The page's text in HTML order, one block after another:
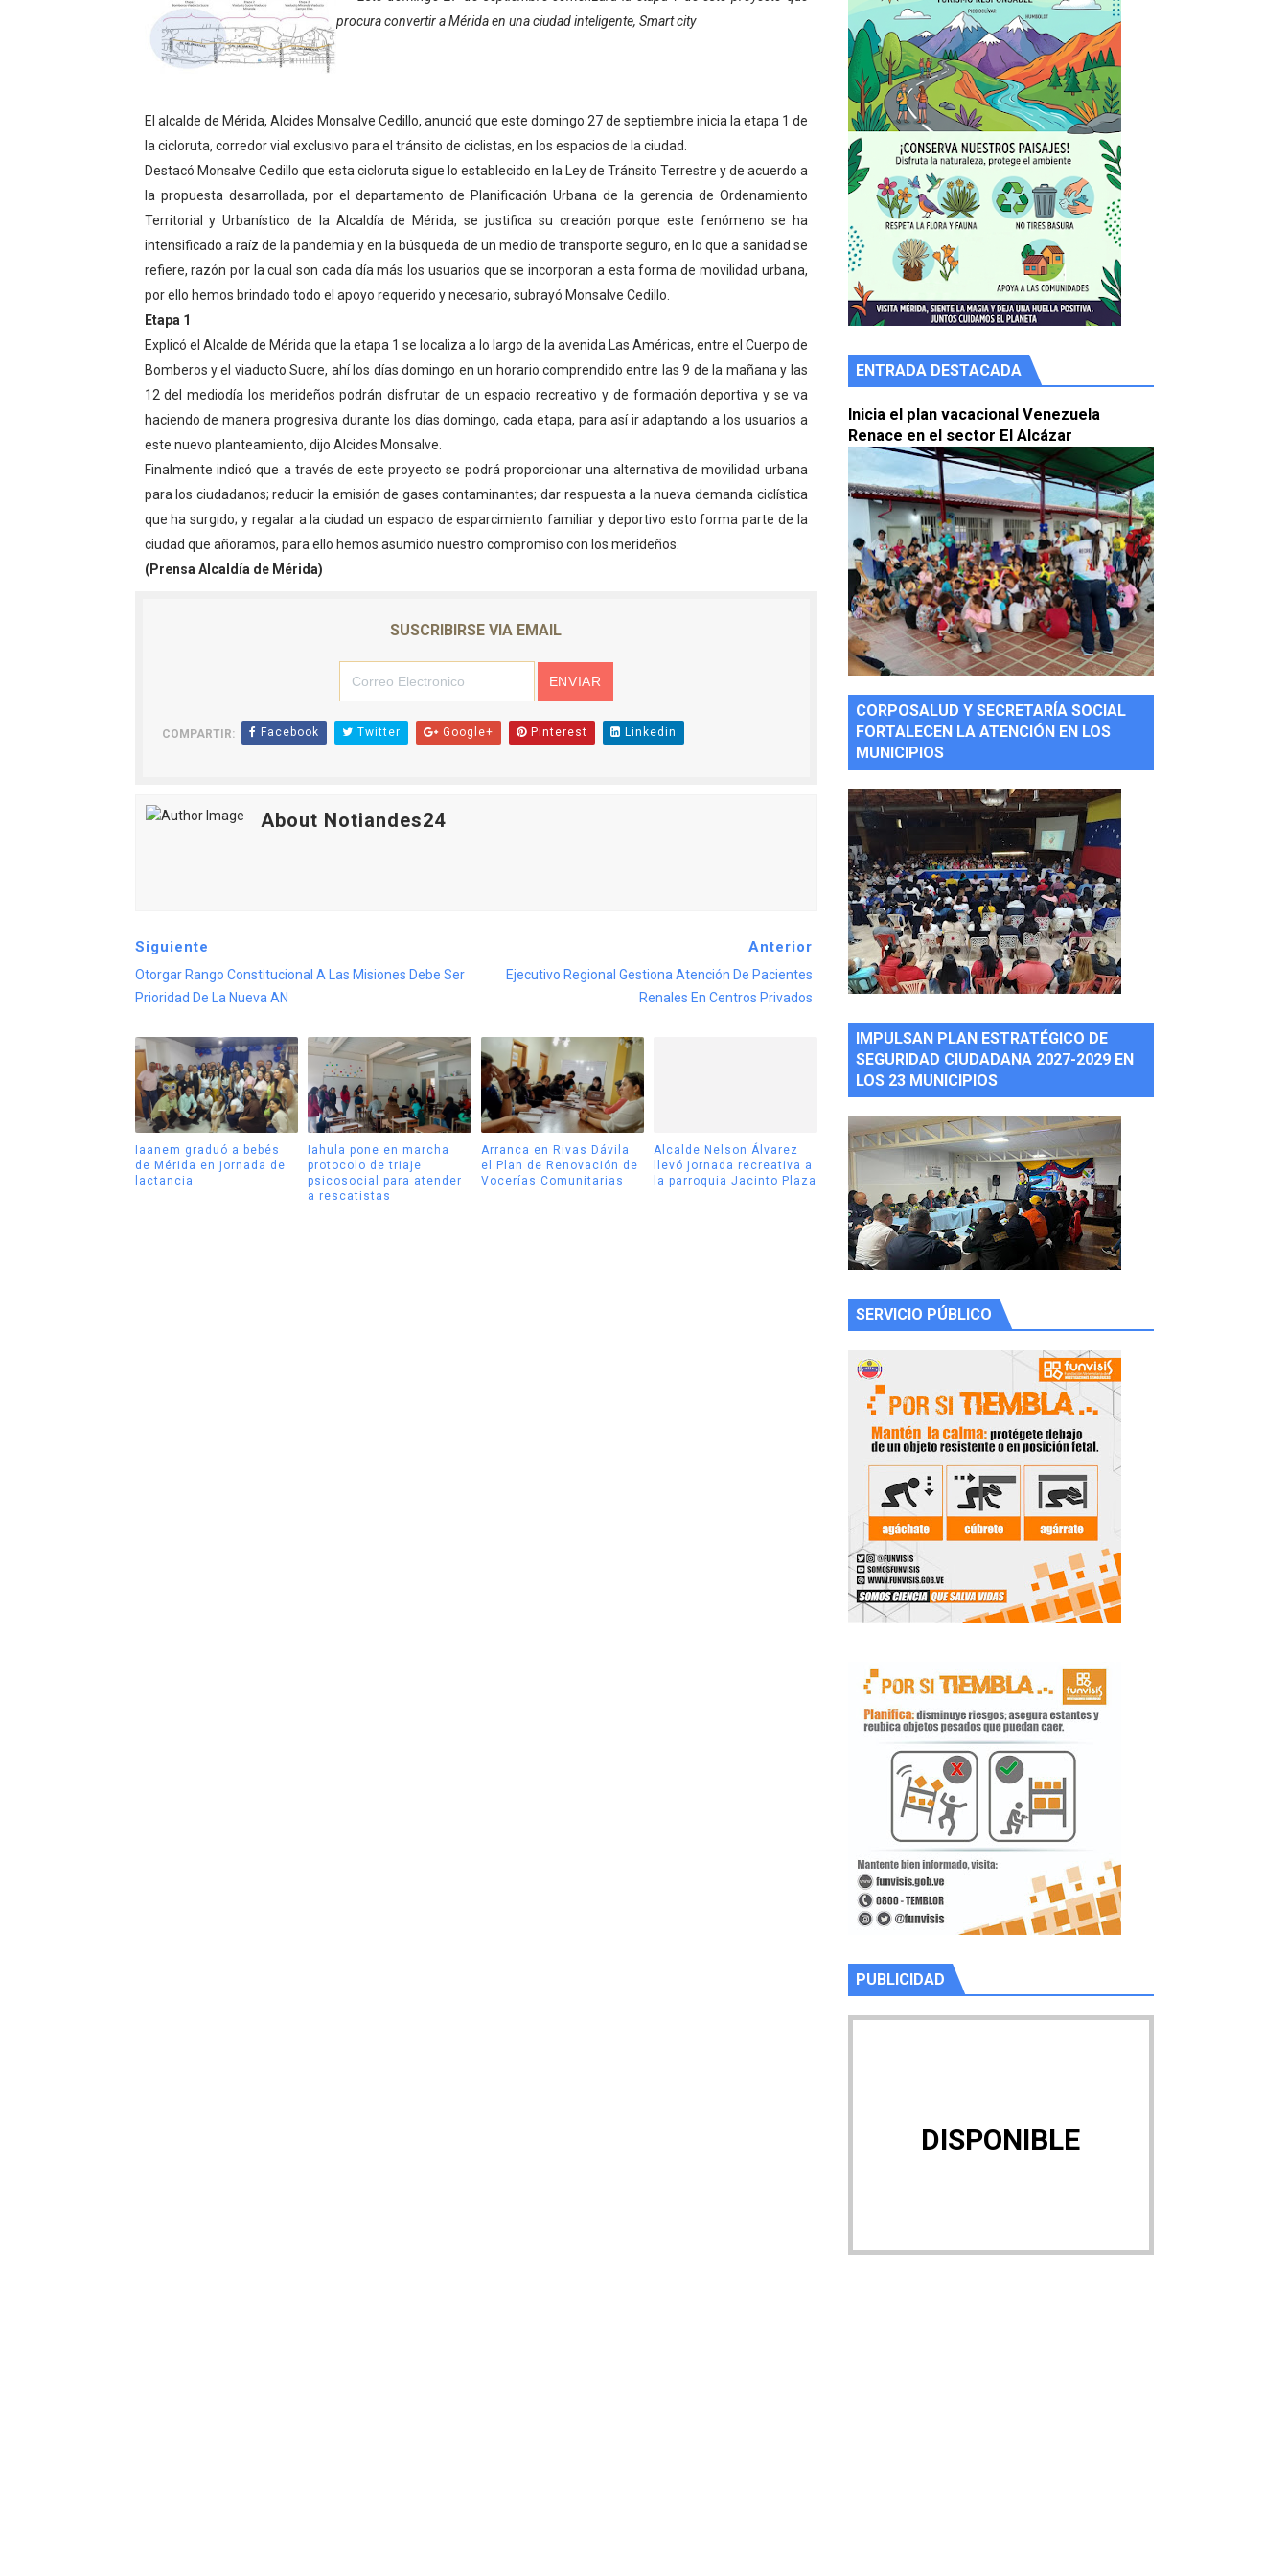
Fundacite Mérida dicta taller gratuito de electrónica básica para jóvenes
INN-Mérida celebró el Lacto grado para promover el inicio de una vida saludable
Mérida impulsa desarrollo económico con taller de marcas y patentes
Fomficc consolida alianzas e impulsa la economía comunal en Mérida
Niños de Estudiantes de Mérida sembraron 110 árboles en su sede
Corposalud y Secretaría Social fortalecen la atención en los municipios
Entregan planta eléctrica para fortalecer la atención sanitaria en Ejido
Expertos inspeccionan espacios del OAN para la instalación del detector Cherenkov de agua
Dictan MasterClass en el marco del Encuentro LAGO Venezuela, edición Mérida
Campo Elías avanza con plan de asfaltado
Encuentro estadal fortalece la coordinación de políticas sociales en Mérida
Plan Quirúrgico Regional llega a Pueblo Llano con la activación de dos quirófanos
procura convertir a Mérida en una ciudad inteligente, Smart city
El alcalde de Mérida, Alcides Monsalve Cedillo, anunció que este domingo 27 de septiembre inicia la etapa 1 de
la cicloruta, corredor vial exclusivo para el tránsito de ciclistas, en los espacios de la ciudad.
Destacó Monsalve Cedillo que esta cicloruta sigue lo establecido en la Ley de Tránsito Terrestre y de acuerdo a
la propuesta desarrollada, por el departamento de Planificación Urbana de la gerencia de Ordenamiento
Territorial y Urbanístico de la Alcaldía de Mérida, se justifica su creación porque este fenómeno se ha
intensificado a raíz de la pandemia y en la búsqueda de un medio de transporte seguro, en lo que a sanidad se
refiere, razón por la cual son cada día más los usuarios que se incorporan a esta forma de movilidad urbana,
por ello hemos brindado todo el apoyo requerido y necesario, subrayó Monsalve Cedillo.
Etapa 1
Explicó el Alcalde de Mérida que la etapa 1 se localiza a lo largo de la avenida Las Américas, entre el Cuerpo de
Bomberos y el viaducto Sucre, ahí los días domingo en un horario comprendido entre las 9 de la mañana y las
12 del mediodía los merideños podrán disfrutar de un espacio recreativo y de formación deportiva y se va
haciendo de manera progresiva durante los días domingo, cada etapa, para así ir adaptando a los usuarios a
este nuevo planteamiento, dijo Alcides Monsalve.
Finalmente indicó que a través de este proyecto se podrá proporcionar una alternativa de movilidad urbana
para los ciudadanos; reducir la emisión de gases contaminantes; dar respuesta a la nueva demanda ciclística
que ha surgido; y regalar a la ciudad un espacio de esparcimiento familiar y deportivo esto forma parte de la
ciudad que añoramos, para ello hemos asumido nuestro compromiso con los merideños.
(Prensa Alcaldía de Mérida)
SUSCRIBIRSE VIA EMAIL
COMPARTIR: Facebook Twitter Google+ Pinterest Linkedin
About Notiandes24
Siguiente
Otorgar Rango Constitucional A Las Misiones Debe Ser
Prioridad De La Nueva AN
Anterior
Ejecutivo Regional Gestiona Atención De Pacientes
Renales En Centros Privados
Iaanem graduó a bebés
de Mérida en jornada de
lactancia
Iahula pone en marcha
protocolo de triaje
psicosocial para atender
a rescatistas
Arranca en Rivas Dávila
el Plan de Renovación de
Vocerías Comunitarias
Alcalde Nelson Álvarez
llevó jornada recreativa a
la parroquia Jacinto Plaza
ENTRADA DESTACADA
Inicia el plan vacacional Venezuela
Renace en el sector El Alcázar
CORPOSALUD Y SECRETARÍA SOCIAL
FORTALECEN LA ATENCIÓN EN LOS
MUNICIPIOS
IMPULSAN PLAN ESTRATÉGICO DE
SEGURIDAD CIUDADANA 2027-2029 EN
LOS 23 MUNICIPIOS
SERVICIO PÚBLICO
PUBLICIDAD
DISPONIBLE